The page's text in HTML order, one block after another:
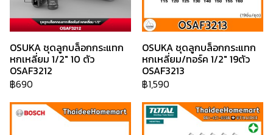
OSUKA ชุดลูกบล็อกกระแทก
หกเหลี่ยม 1/2" 10 ตัว
OSAF3212
฿690
OSUKA ชุดลูกบล็อกกระแทก
หกเหลี่ยม/ทอร์ค 1/2" 19ตัว
OSAF3213
฿1,590